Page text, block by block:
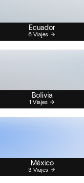
Ecuador
6 Viajes
Bolivia
1 Viajes
México
3 Viajes